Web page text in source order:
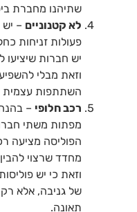
שתיהנו מחברת
לא קטנוניים –
פעולות זניחות
יש חברות שיציעו
וזאת מבלי
השתתפות עצמית
רכב חלופי –
מפתות משתי
הפוליסה מציעה
מחדד שרצוי
וזאת כי יש
של גניבה, אלא רק
תאונה.